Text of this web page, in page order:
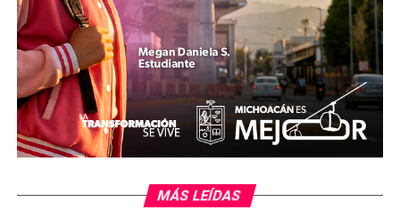
MiZitácuaro.
Comparte con:
MÁS LEÍDAS